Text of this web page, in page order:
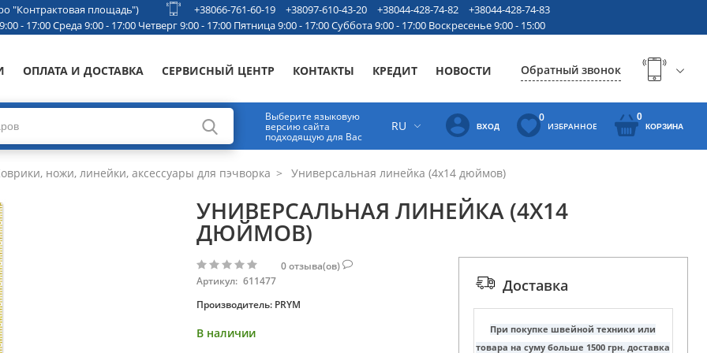
"Контрактовая площадь") +38066-761-60-19 +38097-610-43-20 +38044-428-74-82
+38044-428-74-83
- 17:00 Среда 9:00 - 17:00 Четверг 9:00 - 17:00 Пятница 9:00 - 17:00 Суббота 9:00 - 17:00 Воскресенье 9:00 - 15:00
ОПЛАТА И ДОСТАВКА СЕРВИСНЫЙ ЦЕНТР КОНТАКТЫ КРЕДИТ НОВОСТИ Обратный звонок
Выберите языковую
версию сайта
подходящую для Вас
RU ВХОД
0
ИЗБРАННОЕ
0
КОРЗИНА
ножи, линейки, аксессуары для пэчворка Универсальная линейка (4х14 дюймов)
УНИВЕРСАЛЬНАЯ ЛИНЕЙКА (4Х14
ДЮЙМОВ)
0отзыва(ов)
Артикул: 611477
Производитель: PRYM
В наличии
Доставка
При покупке швейной техники или
товара на суму больше 1500 грн. доставка